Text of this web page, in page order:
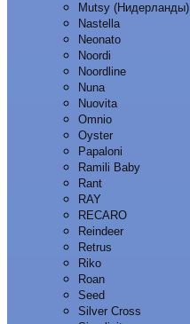
Mutsy (Нидерланды)
Nastella
Neonato
Noordi
Noordline
Nuna
Nuovita
Omnio
Oyster
Papaloni
Ramili Baby
Rant
RAY
RECARO
Reindeer
Retrus
Riko
Roan
Seed
Silver Cross